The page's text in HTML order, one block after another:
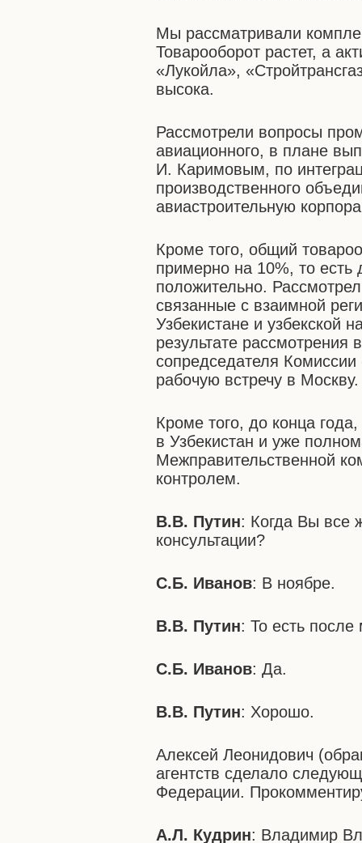
Мы рассматривали
Товарооборот растет, а
«Лукойла»,
высока.
Рассмотрели вопросы
авиационного, в плане
И. Каримовым, по
производственного
авиастроительную
Кроме того, общий
примерно на 10%, то есть
положительно.
связанные с взаимной
Узбекистане и узбекской
результате рассмотрения
сопредседателя
рабочую встречу в Москву.
Кроме того, до конца
в Узбекистан и уже
Межправительственной
контролем.
В.В. Путин: Когда Вы все
консультации?
С.Б. Иванов: В ноябре.
В.В. Путин: То есть после
С.Б. Иванов: Да.
В.В. Путин: Хорошо.
Алексей Леонидович
агентств сделало
Федерации.
А.Л. Кудрин: Владимир